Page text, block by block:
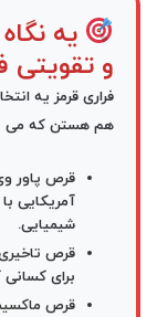
یه
و تقویتی
فراری قرمز یه
هم هستن که می
قرص پاور وی 8 دفترچه
آمریکایی
شیمیایی.
قرص
برای
قرص